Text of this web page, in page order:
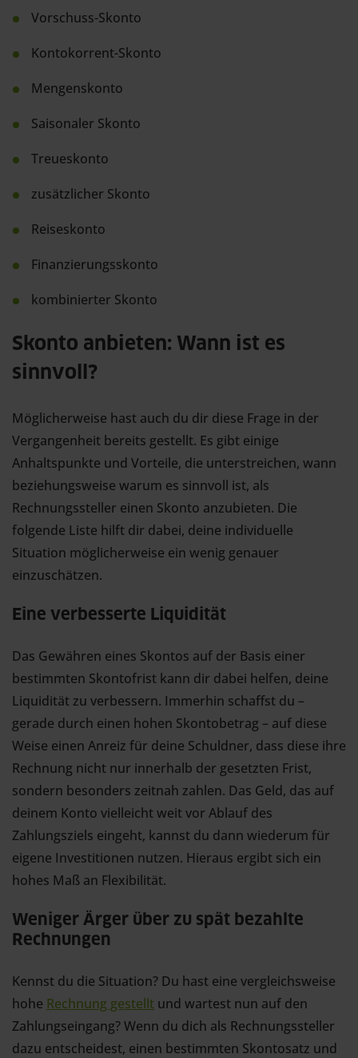
Vorschuss-Skonto
Kontokorrent-Skonto
Mengenskonto
Saisonaler Skonto
Treueskonto
zusätzlicher Skonto
Reiseskonto
Finanzierungsskonto
kombinierter Skonto
Skonto anbieten: Wann ist es
sinnvoll?
Möglicherweise hast auch du dir diese Frage in der
Vergangenheit bereits gestellt. Es gibt einige
Anhaltspunkte und Vorteile, die unterstreichen, wann
beziehungsweise warum es sinnvoll ist, als
Rechnungssteller einen Skonto anzubieten. Die
folgende Liste hilft dir dabei, deine individuelle
Situation möglicherweise ein wenig genauer
einzuschätzen.
Eine verbesserte Liquidität
Das Gewähren eines Skontos auf der Basis einer
bestimmten Skontofrist kann dir dabei helfen, deine
Liquidität zu verbessern. Immerhin schaffst du –
gerade durch einen hohen Skontobetrag – auf diese
Weise einen Anreiz für deine Schuldner, dass diese ihre
Rechnung nicht nur innerhalb der gesetzten Frist,
sondern besonders zeitnah zahlen. Das Geld, das auf
deinem Konto vielleicht weit vor Ablauf des
Zahlungsziels eingeht, kannst du dann wiederum für
eigene Investitionen nutzen. Hieraus ergibt sich ein
hohes Maß an Flexibilität.
Weniger Ärger über zu spät bezahlte
Rechnungen
Kennst du die Situation? Du hast eine vergleichsweise
hohe Rechnung gestellt und wartest nun auf den
Zahlungseingang? Wenn du dich als Rechnungssteller
dazu entscheidest, einen bestimmten Skontosatz und